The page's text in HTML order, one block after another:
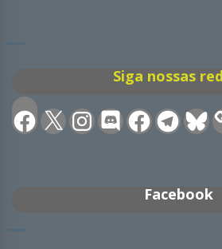
Siga nossas
Facebook
X Instagram
DiscordFacebookTelegramBluesky
Facebook